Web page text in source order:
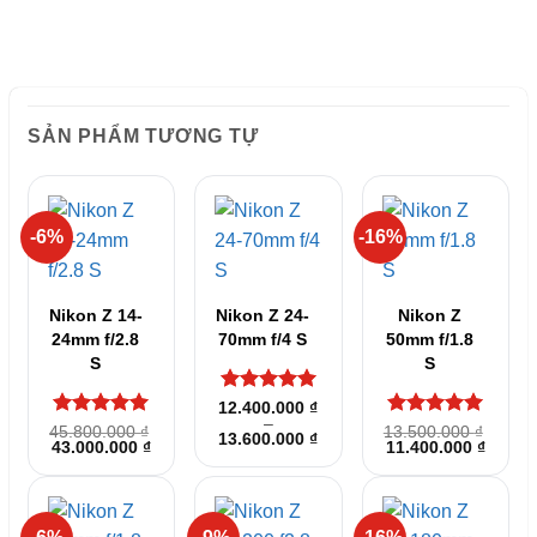
SẢN PHẨM TƯƠNG TỰ
-6%
Nikon Z 14-
24mm f/2.8
S
Được xếp
hạng55
45.800.000₫
Giá
là:
45.800.000 ₫.
43.000.000₫Giá
hiện
tại
43.000.000 ₫.
Nikon Z 24-
70mm f/4 S
Được xếp
hạng5
sao
12.400.000₫
–
13.600.000₫Khoảng
giá:
từ
12.400.000 ₫
13.600.000 ₫
-16%
Nikon Z
50mm f/1.8
S
Được xếp
hạng55
13.500.000₫
Giá
là:
13.500.000 ₫.
11.400.000 ₫Giá
hiện
tại